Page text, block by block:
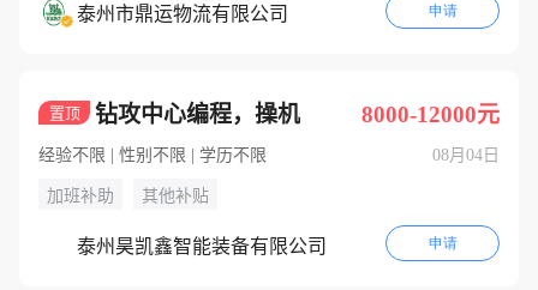
泰州市鼎运物流有限公司 申请
置顶 钻攻中心编程，操机 8000-12000元
经验不限 | 性别不限 | 学历不限 08月04日
加班补助 其他补贴
泰州昊凯鑫智能装备有限公司 申请